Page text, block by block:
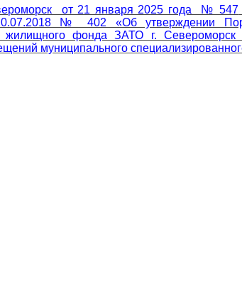
от 21 января 2025 года № 547
№ 402 «Об утверждении
жилищного фонда ЗАТО г.
муниципального